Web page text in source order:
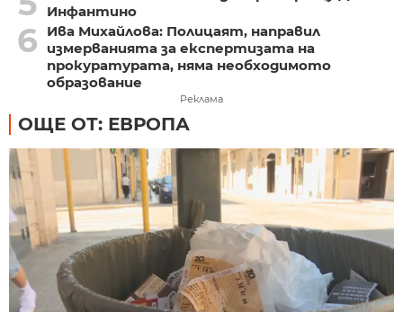
Инфантино
6
Ива Михайлова: Полицаят, направил
измерванията за експертизата на
прокуратурата, няма необходимото
образование
Реклама
ОЩЕ ОТ: ЕВРОПА